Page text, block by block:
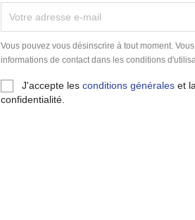
Vous pouvez vous désinscrire à tout moment.
informations de contact dans les conditions
J'accepte lesconditions générales et
confidentialité.